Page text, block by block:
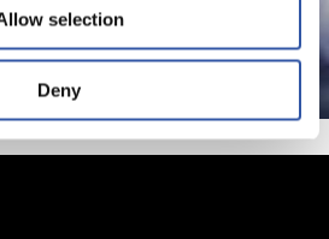
selection
Deny